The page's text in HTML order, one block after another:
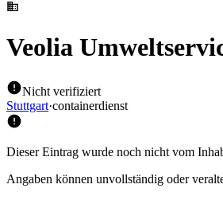
Veolia
Nicht verifiziert
Stuttgart·containerdienst
Dieser Eintrag wurde noch nicht vom
Angaben können unvollständig oder